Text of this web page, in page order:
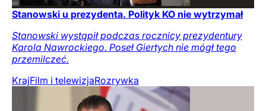
Stanowski u prezydenta. Polityk KO nie wytrzymał
Stanowski wystąpił podczas rocznicy prezydentury
Karola Nawrockiego. Poseł Giertych nie mógł tego
przemilczeć.
KrajFilm i telewizjaRozrywka